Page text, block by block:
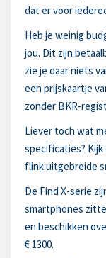
dat er voor
Heb je weinig
jou. Dit zijn
zie je daar niets
een prijskaartje
zonder BKR-
Liever toch wat
specificaties? Kijk
flink uitgebreide
De Find X-serie
smartphones
en beschikken
€ 1300.